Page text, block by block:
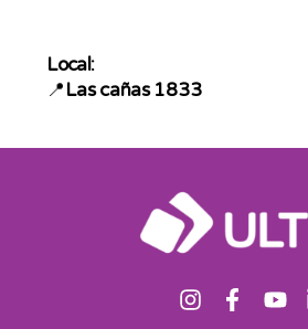
Local:
📍Las cañas 1833